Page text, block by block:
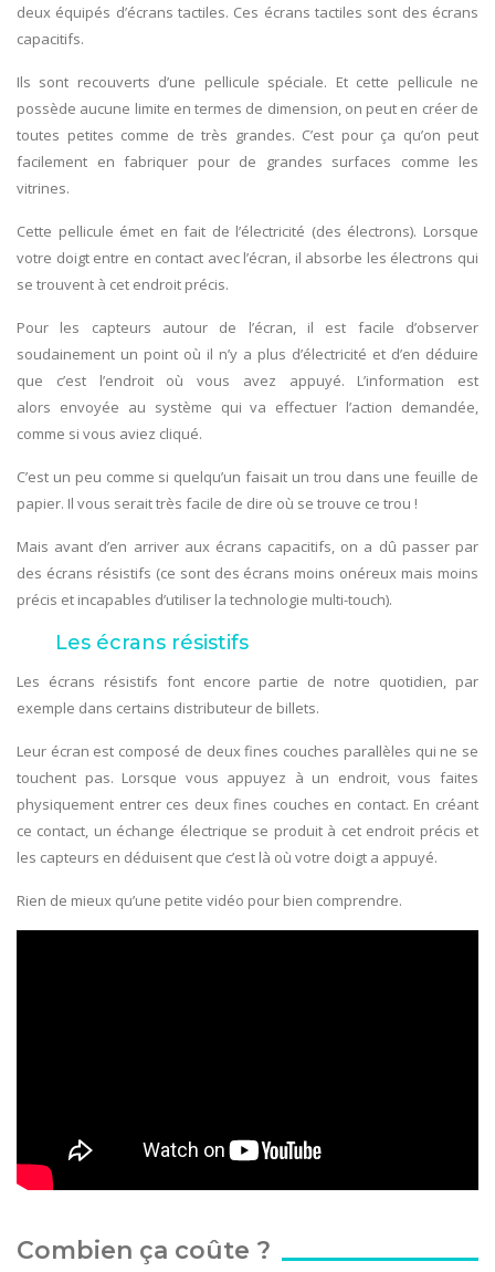
deux équipés d’écrans tactiles. Ces écrans tactiles sont des écrans
capacitifs.
Ils sont recouverts d’une pellicule spéciale. Et cette pellicule ne
possède aucune limite en termes de dimension, on peut en créer de
toutes petites comme de très grandes. C’est pour ça qu’on peut
facilement en fabriquer pour de grandes surfaces comme les
vitrines.
Cette pellicule émet en fait de l’électricité (des électrons). Lorsque
votre doigt entre en contact avec l’écran, il absorbe les électrons qui
se trouvent à cet endroit précis.
Pour les capteurs autour de l’écran, il est facile d’observer
soudainement un point où il n’y a plus d’électricité et d’en déduire
que c’est l’endroit où vous avez appuyé. L’information est
alors envoyée au système qui va effectuer l’action demandée,
comme si vous aviez cliqué.
C’est un peu comme si quelqu’un faisait un trou dans une feuille de
papier. Il vous serait très facile de dire où se trouve ce trou !
Mais avant d’en arriver aux écrans capacitifs, on a dû passer par
des écrans résistifs (ce sont des écrans moins onéreux mais moins
précis et incapables d’utiliser la technologie multi-touch).
Les écrans résistifs
Les écrans résistifs font encore partie de notre quotidien, par
exemple dans certains distributeur de billets.
Leur écran est composé de deux fines couches parallèles qui ne se
touchent pas. Lorsque vous appuyez à un endroit, vous faites
physiquement entrer ces deux fines couches en contact. En créant
ce contact, un échange électrique se produit à cet endroit précis et
les capteurs en déduisent que c’est là où votre doigt a appuyé.
Rien de mieux qu’une petite vidéo pour bien comprendre.
Combien ça coûte ?